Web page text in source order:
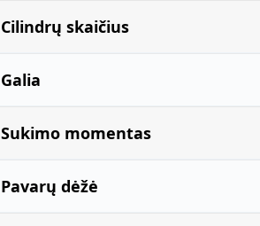
Cilindrų skaičius
Galia
Sukimo momentas
Pavarų dėžė